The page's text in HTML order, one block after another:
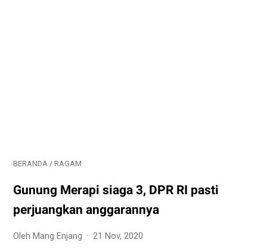
BERANDA / RAGAM
Gunung Merapi siaga 3, DPR RI pasti
perjuangkan anggarannya
Oleh Mang Enjang 21 Nov, 2020